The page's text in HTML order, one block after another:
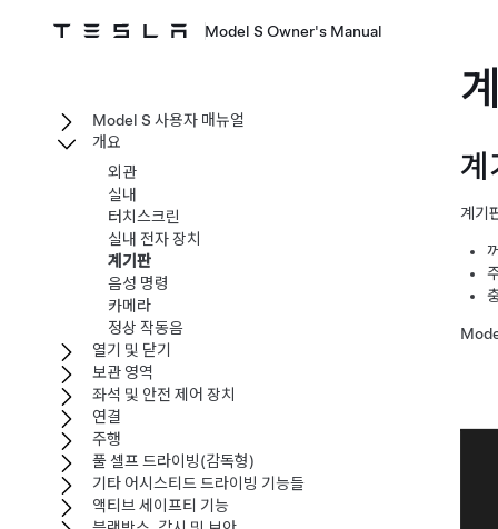
Model S Owner's Manual
계
계기
Model S 사용자 매뉴얼
개요
외관
실내
터치스크린
실내 전자 장치
계기판
음성 명령
카메라
정상 작동음
열기 및 닫기
보관 영역
좌석 및 안전 제어 장치
연결
주행
풀 셀프 드라이빙(감독형)
기타 어시스티드 드라이빙 기능들
액티브 세이프티 기능